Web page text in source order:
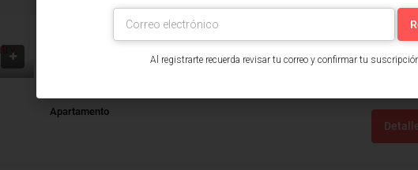
Apartamento Venta, Villa Country, Barranquilla (28679v)
Apartamento
Al registrarte recuerda revisar tu correo y confirmar tu